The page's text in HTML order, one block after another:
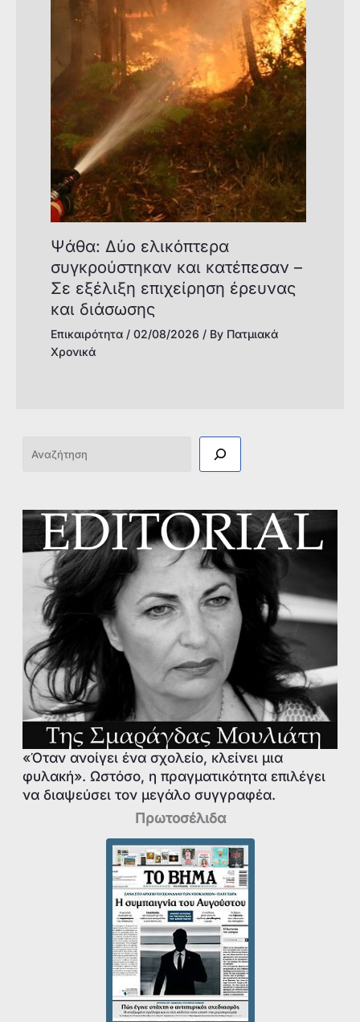
Ψάθα: Δύο ελικόπτερα
συγκρούστηκαν και κατέπεσαν –
Σε εξέλιξη επιχείρηση έρευνας
και διάσωσης
Επικαιρότητα/ 02/08/2026 / By Πατμιακά
Χρονικά
Αναζήτηση
«Όταν ανοίγει ένα σχολείο, κλείνει μια
φυλακή». Ωστόσο, η πραγματικότητα επιλέγει
να διαψεύσει τον μεγάλο συγγραφέα.
Πρωτοσέλιδα